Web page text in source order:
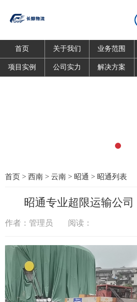
首页 关于我们 业务范围
项目实例 公司实力 解决方案
首页 > 西南 > 云南 > 昭通 > 昭通列表
昭通专业超限运输公
作者：管理员 阅读：